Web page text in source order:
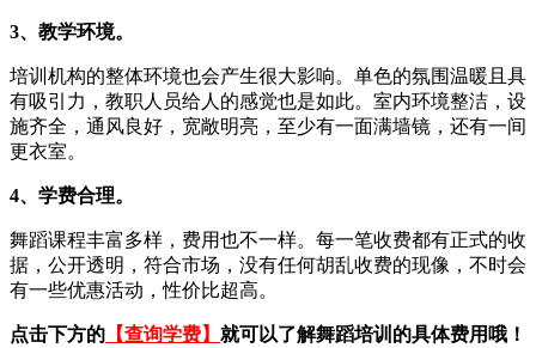
3、教学环境。
培训机构的整体环境也会产生很大影响。单色的氛围温暖且具
有吸引力，教职人员给人的感觉也是如此。室内环境整洁，设
施齐全，通风良好，宽敞明亮，至少有一面满墙镜，还有一间
更衣室。
4、学费合理。
舞蹈课程丰富多样，费用也不一样。每一笔收费都有正式的收
据，公开透明，符合市场，没有任何胡乱收费的现像，不时会
有一些优惠活动，性价比超高。
点击下方的 【查询学费】 就可以了解舞蹈培训的具体费用哦！